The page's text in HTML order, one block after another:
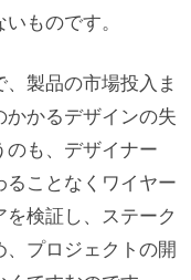
ものです。
製品の市場投入ま
かるデザインの失
のも、デザイナー
ことなくワイヤー
検証し、ステーク
プロジェクトの開